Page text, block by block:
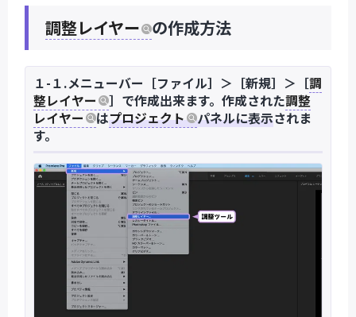
調整レイヤー の作成方法
１-１.メニューバー［ファイル］＞［新規］＞［調
整レイヤー
］で作成出来ます。作成された調整
レイヤー
はプロジェクト パネルに表示されま
す。